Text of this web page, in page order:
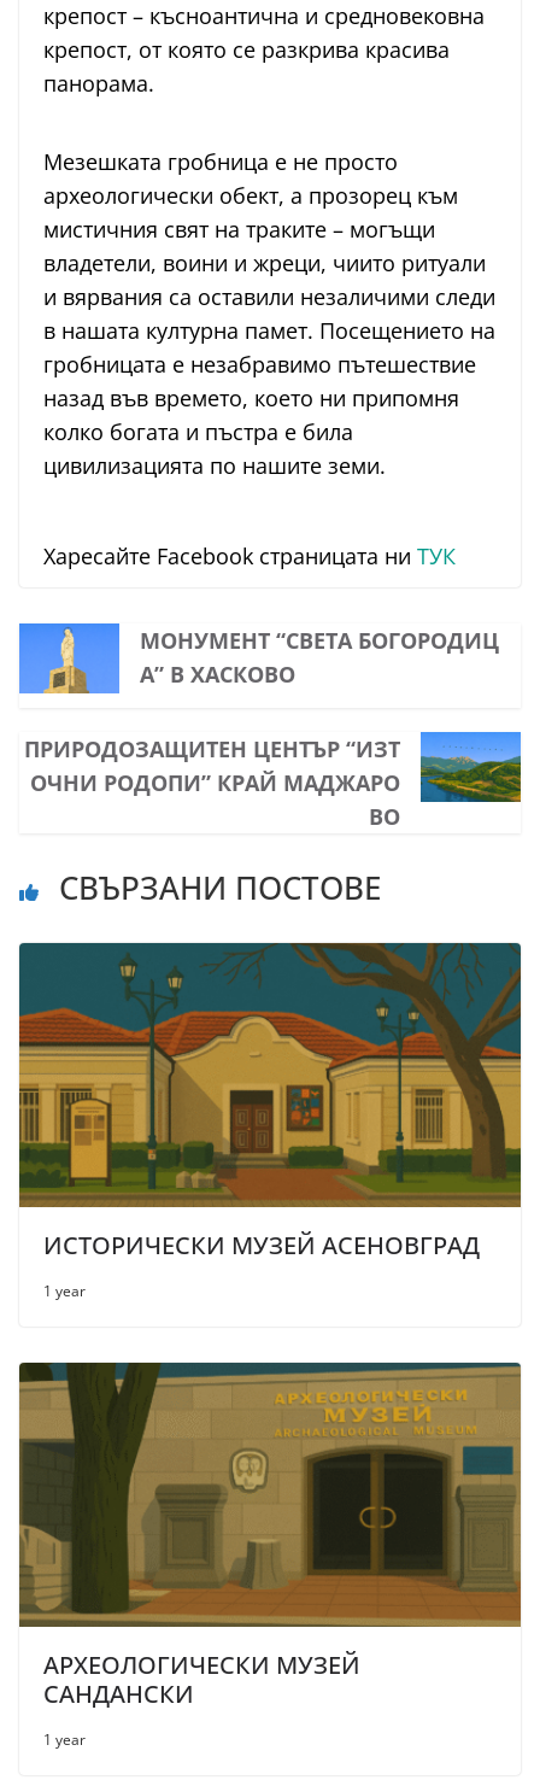
крепост – късноантична и средновековна
крепост, от която се разкрива красива
панорама.
Мезешката гробница е не просто
археологически обект, а прозорец към
мистичния свят на траките – могъщи
владетели, воини и жреци, чиито ритуали
и вярвания са оставили незаличими следи
в нашата културна памет. Посещението на
гробницата е незабравимо пътешествие
назад във времето, което ни припомня
колко богата и пъстра е била
цивилизацията по нашите земи.
Харесайте Facebook страницата ни ТУК
МОНУМЕНТ “СВЕТА БОГОРОДИЦ
А” В ХАСКОВО
ПРИРОДОЗАЩИТЕН ЦЕНТЪР “ИЗТ
ОЧНИ РОДОПИ” КРАЙ МАДЖАРО
ВО
СВЪРЗАНИ ПОСТОВЕ
ИСТОРИЧЕСКИ МУЗЕЙ АСЕНОВГРАД
1 year
АРХЕОЛОГИЧЕСКИ МУЗЕЙ
САНДАНСКИ
1 year